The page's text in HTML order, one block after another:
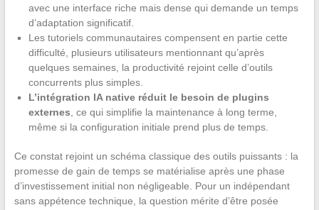
avec une interface riche mais dense qui demande un temps
d’adaptation significatif.
Les tutoriels communautaires compensent en partie cette
difficulté, plusieurs utilisateurs mentionnant qu’après
quelques semaines, la productivité rejoint celle d’outils
concurrents plus simples.
L’intégration IA native réduit le besoin de plugins
externes, ce qui simplifie la maintenance à long terme,
même si la configuration initiale prend plus de temps.
Ce constat rejoint un schéma classique des outils puissants : la
promesse de gain de temps se matérialise après une phase
d’investissement initial non négligeable. Pour un indépendant
sans appétence technique, la question mérite d’être posée